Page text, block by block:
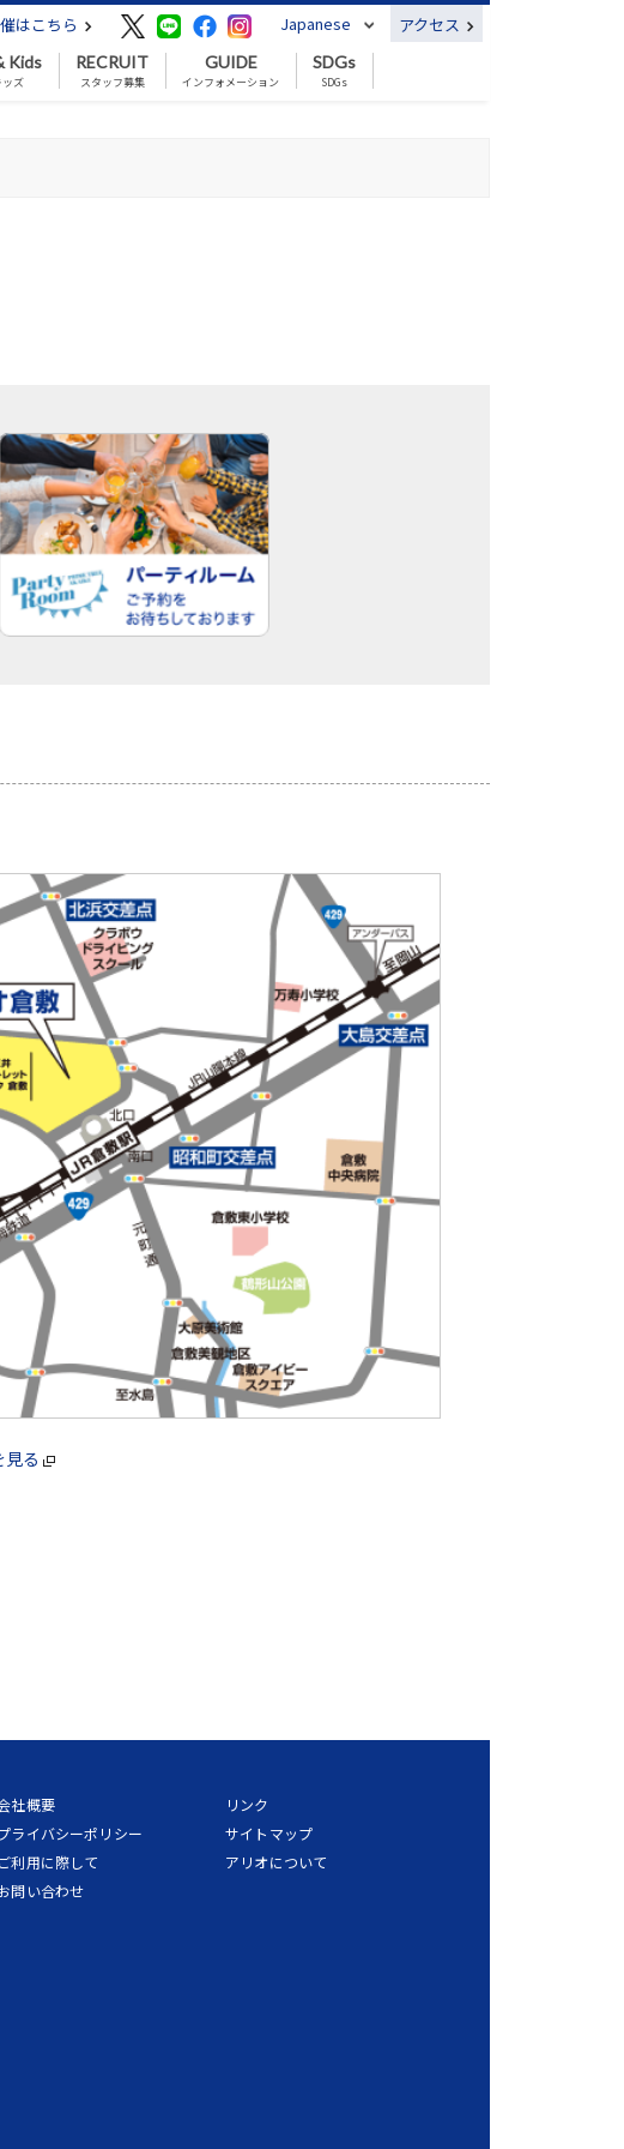
はこちら Japanese アクセス
Kids
ッズ
RECRUIT
スタッフ募集
GUIDE
インフォメーション
SDGs
SDGs
る
社概要
ライバシーポリシー
ご利用に際して
問い合わせ
リンク
サイトマップ
アリオについて